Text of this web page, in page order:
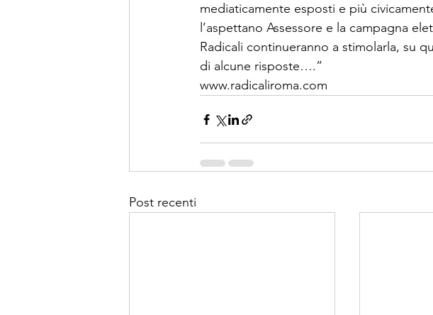
mediaticamente esposti e più
l’aspettano Assessore e la campagna
Radicali continueranno a stimolarla, su
di alcune risposte….”
www.radicaliroma.com
Post recenti